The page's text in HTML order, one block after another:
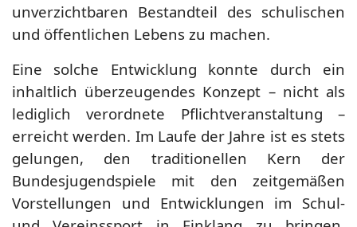
unverzichtbaren Bestandteil des schulischen
und öffentlichen Lebens zu machen.
Eine solche Entwicklung konnte durch ein
inhaltlich überzeugendes Konzept – nicht als
lediglich verordnete Pflichtveranstaltung –
erreicht werden. Im Laufe der Jahre ist es stets
gelungen, den traditionellen Kern der
Bundesjugendspiele mit den zeitgemäßen
Vorstellungen und Entwicklungen im Schul-